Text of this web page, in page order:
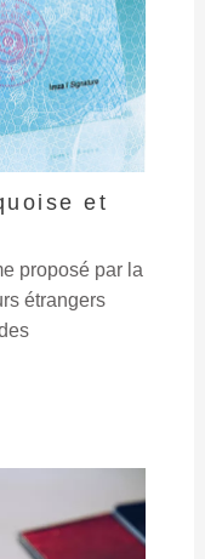
et
proposé par la
étrangers